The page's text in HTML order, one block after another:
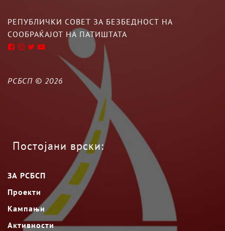
РЕПУБЛИЧКИ СОВЕТ ЗА БЕЗБЕДНОСТ НА
СООБРАЌАЈОТ НА ПАТИШТАТА
РСБСП © 2026
Постојани врски:
ЗА РСБСП
Проекти
Кампањи
Активности